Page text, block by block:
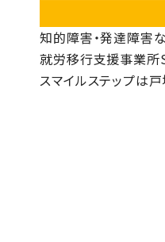
知的障害・発達障害
就労移行支援事業所
スマイルステップは